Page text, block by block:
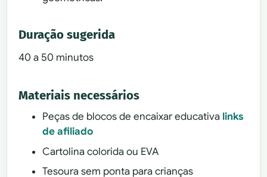
Duração sugerida
40 a 50 minutos
Materiais necessários
Peças de blocos de encaixar educativa links
de afiliado
Cartolina colorida ou EVA
Tesoura sem ponta para crianças